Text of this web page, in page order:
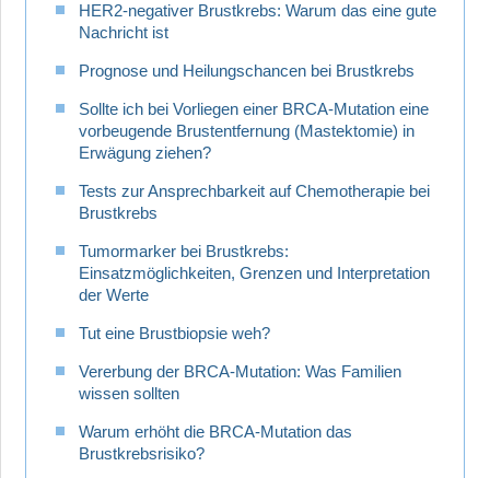
HER2-negativer Brustkrebs: Warum das eine gute
Nachricht ist
Prognose und Heilungschancen bei Brustkrebs
Sollte ich bei Vorliegen einer BRCA-Mutation eine
vorbeugende Brustentfernung (Mastektomie) in
Erwägung ziehen?
Tests zur Ansprechbarkeit auf Chemotherapie bei
Brustkrebs
Tumormarker bei Brustkrebs:
Einsatzmöglichkeiten, Grenzen und Interpretation
der Werte
Tut eine Brustbiopsie weh?
Vererbung der BRCA-Mutation: Was Familien
wissen sollten
Warum erhöht die BRCA-Mutation das
Brustkrebsrisiko?